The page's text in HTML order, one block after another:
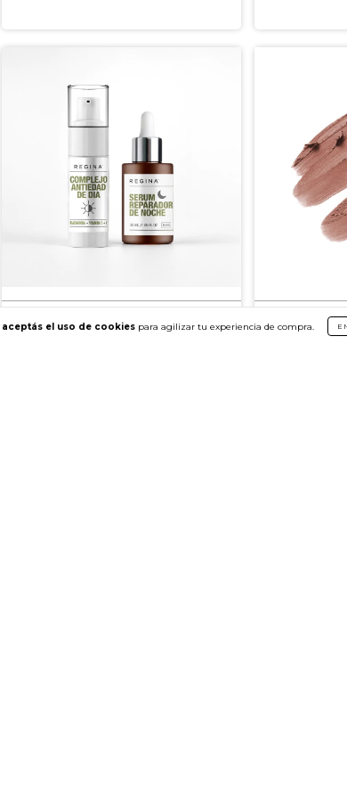
aceptás el uso de cookies para agilizar tu experiencia de compra.
Set Serums Día & Noche Rutina de
Tratamiento
Delineador de
Efecto Volumen